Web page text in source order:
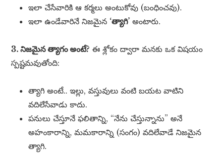
ఇలా చేసేవారికి ఆ కర్మలు అంటుకోవు (బంధించవు).
ఇలా ఉండేవారినే నిజమైన ‘త్యాగి’ అంటారు.
3. నిజమైన త్యాగం అంటే? ఈ శ్లోకం ద్వారా మనకు ఒక విషయం
స్పష్టమవుతోంది:
త్యాగి అంటే.. ఇల్లు, వస్తువులు వంటి బయట వాటిని
వదిలేసేవాడు కాదు.
పనులు చేస్తూనే ఫలితాన్ని, “నేను చేస్తున్నాను” అనే
అహంకారాన్ని, మమకారాన్ని (సంగం) వదిలేవాడే నిజమైన
త్యాగి.